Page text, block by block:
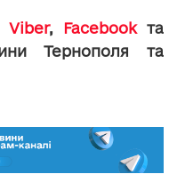
Viber, Facebookта
Тернополя та